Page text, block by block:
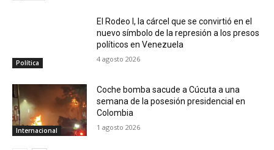
Política
El Rodeo I, la cárcel que se convirtió en el
nuevo símbolo de la represión a los presos
políticos en Venezuela
4 agosto 2026
Internacional
Coche bomba sacude a Cúcuta a una
semana de la posesión presidencial en
Colombia
1 agosto 2026